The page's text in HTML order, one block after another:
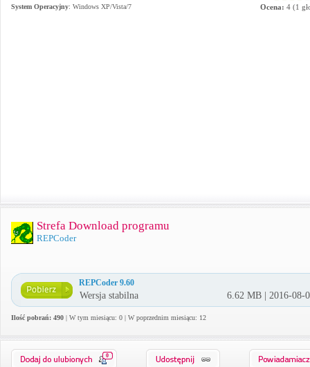
System Operacyjny: Windows XP/Vista/7 Ocena: 4 (1
Strefa Download programu
REPCoder
REPCoder 9.60
Wersja stabilna 6.62 MB | 2016-08-
Ilość pobrań: 490 | W tym miesiącu: 0 | W poprzednim miesiącu: 12
0